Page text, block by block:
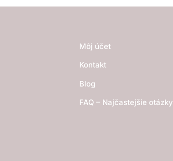
Môj účet
Kontakt
Blog
FAQ – Najčastejšie otázky